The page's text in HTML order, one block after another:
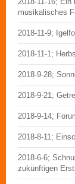
musikalisches
2018-11-9;
2018-11-1;
2018-9-28;
2018-9-21;
2018-9-14;
2018-8-11;
2018-6-6;
zukünftigen